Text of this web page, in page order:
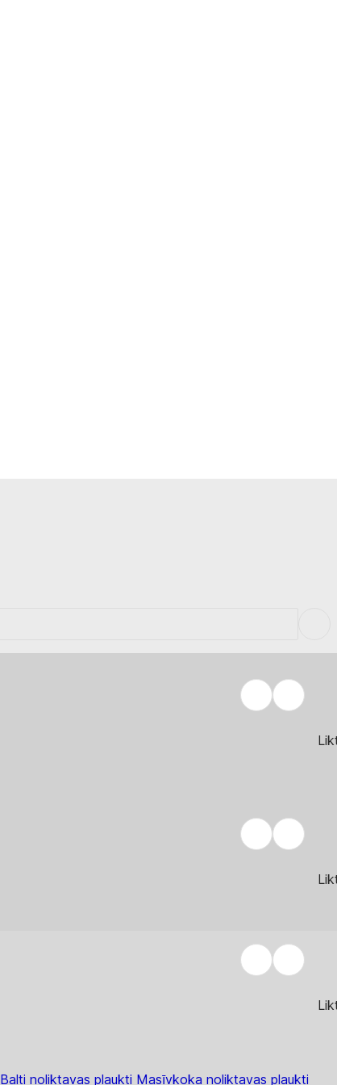
Balti noliktavas plaukti Masīvkoka noliktavas plaukti